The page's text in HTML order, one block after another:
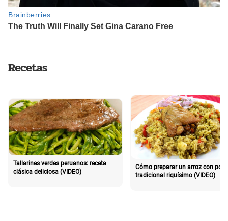
Recetas
Tallarines verdes peruanos: receta
clásica deliciosa (VIDEO)
Cómo preparar un arroz con pollo
tradicional riquísimo (VIDEO)